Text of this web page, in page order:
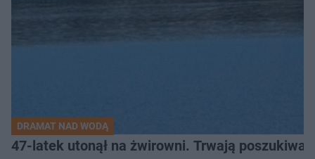
DRAMAT NAD WODĄ
47-latek utonął na żwirowni. Trwają